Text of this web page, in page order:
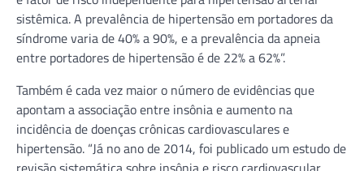
sistêmica. A prevalência de hipertensão em portadores da
síndrome varia de 40% a 90%, e a prevalência da apneia
entre portadores de hipertensão é de 22% a 62%”.
Também é cada vez maior o número de evidências que
apontam a associação entre insônia e aumento na
incidência de doenças crônicas cardiovasculares e
hipertensão. “Já no ano de 2014, foi publicado um estudo de